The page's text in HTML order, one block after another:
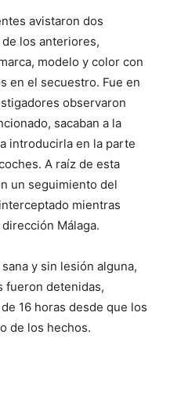
avistaron dos
los anteriores,
modelo y color con
en el secuestro. Fue en
observaron
sacaban a la
introducirla en la parte
A raíz de esta
un seguimiento del
mientras
Málaga.
y sin lesión alguna,
fueron detenidas,
16 horas desde que los
de los hechos.